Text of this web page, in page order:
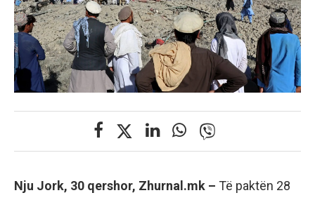
Nju Jork, 30 qershor, Zhurnal.mk – Të paktën 28